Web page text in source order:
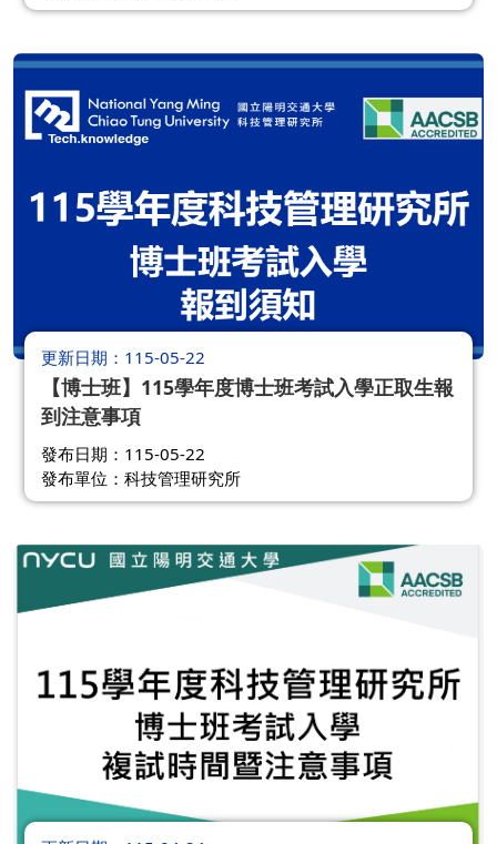
更新日期 115-05-22
【博士班】115學年度博士班考試入學正取生報
到注意事項
發布日期：115-05-22
發布單位：科技管理研究所